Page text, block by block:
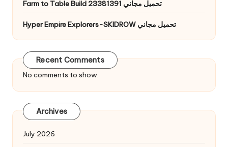
Farm to Table Build 23381391 تحميل مجاني
Hyper Empire Explorers-SKIDROW تحميل مجاني
Recent Comments
No comments to show.
Archives
July 2026